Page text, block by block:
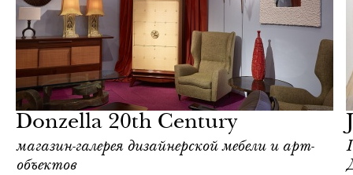
Donzella 20th Century
магазин-галерея дизайнерской мебели и арт-
объектов
Йорк